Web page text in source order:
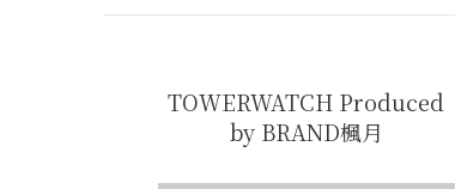
TOWERWATCH Produced
by BRAND楓月